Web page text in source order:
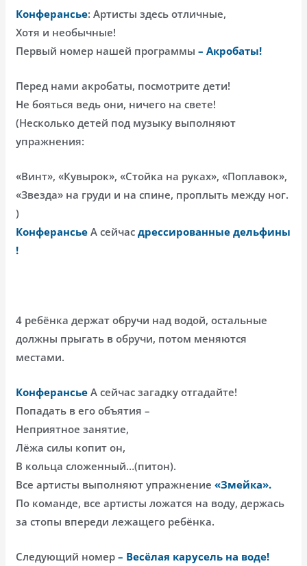
Конферансье: Артисты здесь отличные,
Хотя и необычные!
Первый номер нашей программы – Акробаты!
Перед нами акробаты, посмотрите дети!
Не бояться ведь они, ничего на свете!
(Несколько детей под музыку выполняют
упражнения:
«Винт», «Кувырок», «Стойка на руках», «Поплавок»,
«Звезда» на груди и на спине, проплыть между ног.
)
Конферансье А сейчасдрессированные дельфины
!
4 ребёнка держат обручи над водой, остальные
должны прыгать в обручи, потом меняются
местами.
КонферансьеА сейчас загадку отгадайте!
Попадать в его объятия –
Неприятное занятие,
Лёжа силы копит он,
В кольца сложенный…(питон).
Все артисты выполняют упражнение «Змейка».
По команде, все артисты ложатся на воду, держась
за стопы впереди лежащего ребёнка.
Следующий номер – Весёлая карусель на воде!